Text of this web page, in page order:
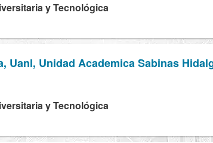
y Tecnológica
Uanl, Unidad Academica Sabinas
y Tecnológica